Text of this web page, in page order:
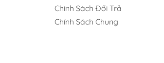
Chính Sách Đổi Trả
Chính Sách Chung